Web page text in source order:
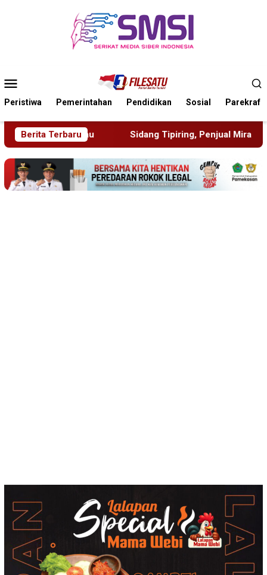
Mobile
Peristiwa Pemerintahan Pendidikan Sosial Parekraf
Berita Terbaru
Sidang Tipiring, Penjual Miras Hasil Razia Divonis Bersalah,